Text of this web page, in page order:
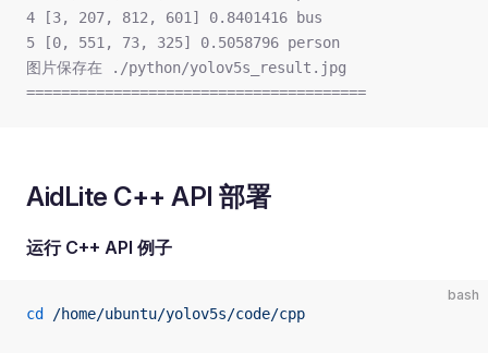
4 [3, 207, 812, 601] 0.8401416 bus
5 [0, 551, 73, 325] 0.5058796 person
图片保存在 ./python/yolov5s_result.jpg
=======================================
AidLite C++ API 部署
运行 C++ API 例子
bash
cd /home/ubuntu/yolov5s/code/cpp